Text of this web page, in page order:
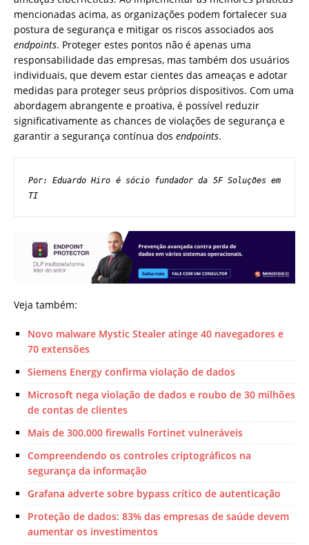
mencionadas acima, as organizações podem fortalecer sua
postura de segurança e mitigar os riscos associados aos
endpoints. Proteger estes pontos não é apenas uma
responsabilidade das empresas, mas também dos usuários
individuais, que devem estar cientes das ameaças e adotar
medidas para proteger seus próprios dispositivos. Com uma
abordagem abrangente e proativa, é possível reduzir
significativamente as chances de violações de segurança e
garantir a segurança contínua dos endpoints.
Por: Eduardo Hiro é sócio fundador da 5F Soluções em
TI
Veja também:
Novo malware Mystic Stealer atinge 40 navegadores e
70 extensões
Siemens Energy confirma violação de dados
Microsoft nega violação de dados e roubo de 30 milhões
de contas de clientes
Mais de 300.000 firewalls Fortinet vulneráveis
Compreendendo os controles criptográficos na
segurança da informação
Grafana adverte sobre bypass crítico de autenticação
Proteção de dados: 83% das empresas de saúde devem
aumentar os investimentos